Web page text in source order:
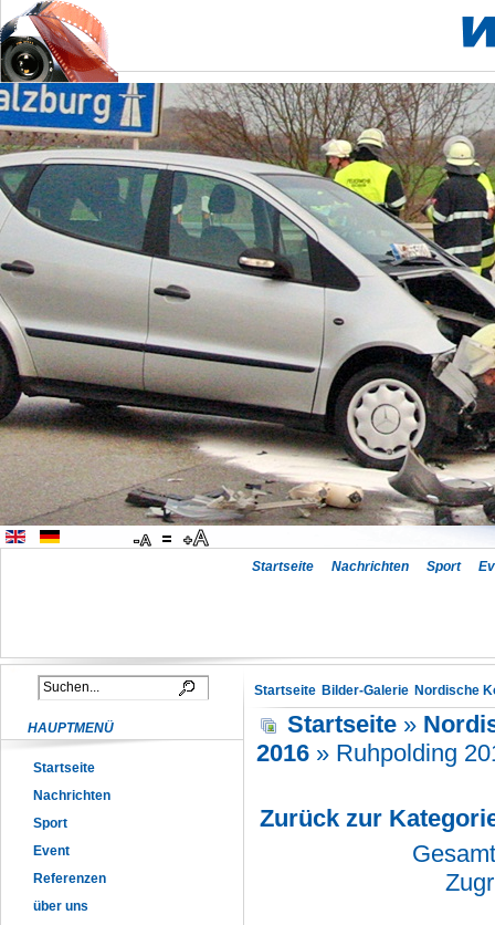
Startseite Nachrichten Sport
Startseite Bilder-Galerie Nordische
HAUPTMENÜ
Startseite
Nachrichten
Sport
Event
Referenzen
über uns
Startseite »
2016 » Ruhpolding
Zurück zur